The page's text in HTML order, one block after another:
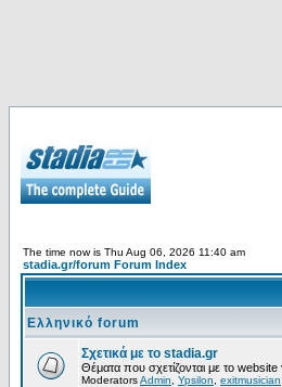
The time now is Thu Aug 06, 2026 11:40 am
stadia.gr/forum Forum Index
Ελληνικό forum
Σχετικά με το stadia.gr
Θέματα που σχετίζονται με το website
ModeratorsAdmin Ypsilon exitmusician